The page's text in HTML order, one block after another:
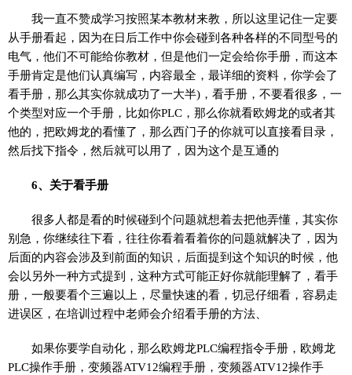
我一直不赞成学习按照某本教材来教，所以这里记住一定要
从手册看起，因为在日后工作中你会碰到各种各样的不同型号的
电气，他们不可能给你教材，但是他们一定会给你手册，而这本
手册肯定是他们认真编写，内容最全，最详细的资料，你学会了
看手册，那么其实你就成功了一大半)，看手册，不要看很多，一
个类型对应一个手册，比如你PLC，那么你就看欧姆龙的或者其
他的，把欧姆龙的看懂了，那么西门子的你就可以直接看目录，
然后找下指令，然后就可以用了，因为这个是互通的
6、关于看手册
很多人都是看的时候碰到个问题就想着去把他弄懂，其实你
别急，你继续往下看，往往你看着看着你的问题就解决了，因为
后面的内容会涉及到前面的知识，后面提到这个知识的时候，他
会以另外一种方式提到，这种方式可能正好你就能理解了，看手
册，一般要看个三遍以上，尽量快速的看，切忌仔细看，容易走
进误区，在培训过程中老师会介绍看手册的方法、
如果你要学自动化，那么欧姆龙PLC编程指令手册，欧姆龙
PLC操作手册，变频器ATV12编程手册，变频器ATV12操作手